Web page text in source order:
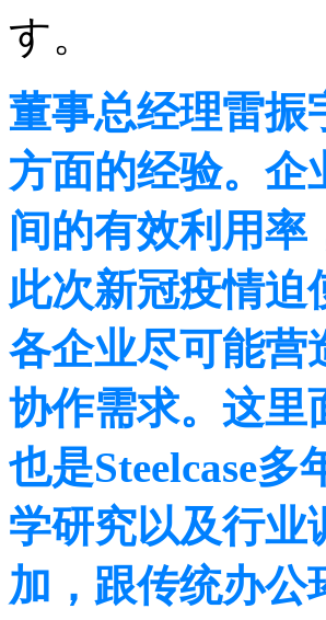
す。
董事总经理雷振
方面的经验。企
间的有效利用率
此次新冠疫情迫
各企业尽可能营
协作需求。这里
也是Steelcase
学研究以及行业
加，跟传统办公